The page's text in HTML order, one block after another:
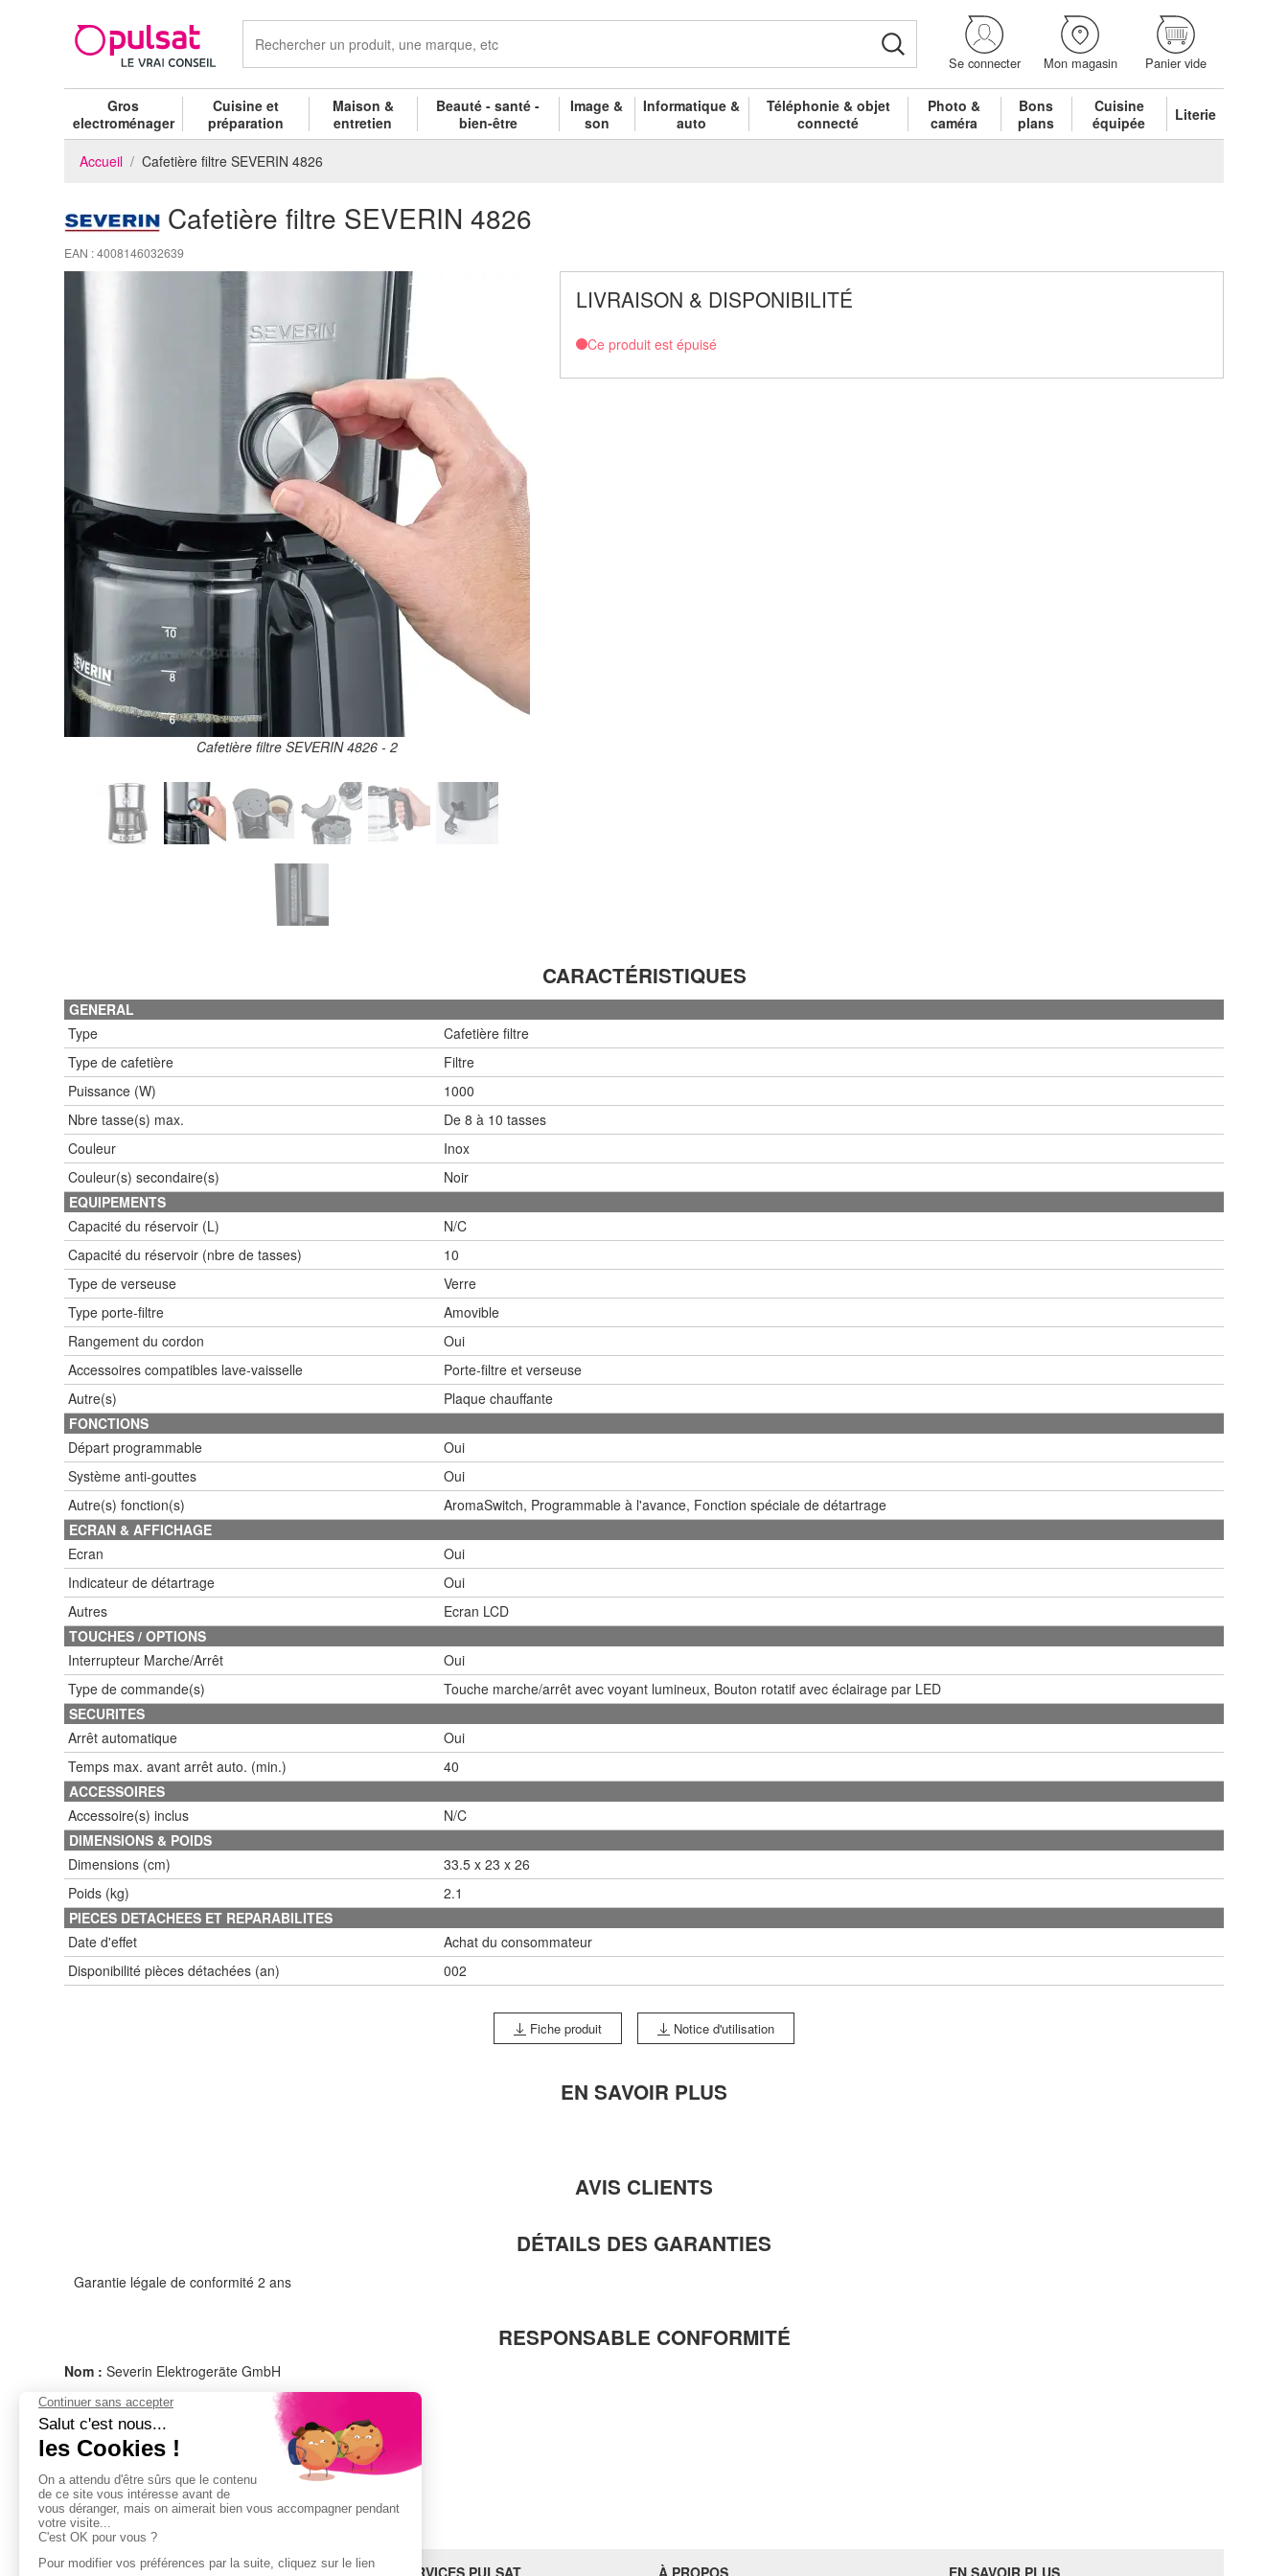
Se connecter Mon magasin Panier vide
Gros
electroménager
Cuisine et
préparation
Maison &
entretien
Beauté - santé -
bien-être
Image &
son
Informatique &
auto
Téléphonie & objet
connecté
Photo &
caméra
Bons
plans
Cuisine
équipée
Literie
Accueil Cafetière filtre SEVERIN 4826
Cafetière filtre SEVERIN 4826
EAN : 4008146032639
Cafetière filtre SEVERIN 4826 - 2
LIVRAISON & DISPONIBILITÉ
Ce produit est épuisé
CARACTÉRISTIQUES
GENERAL
Type
Cafetière filtre
Type de cafetière
Filtre
Puissance (W)
1000
Nbre tasse(s) max.
De 8 à 10 tasses
Couleur
Inox
Couleur(s) secondaire(s)
Noir
EQUIPEMENTS
Capacité du réservoir (L)
N/C
Capacité du réservoir (nbre de tasses)
10
Type de verseuse
Verre
Type porte-filtre
Amovible
Rangement du cordon
Oui
Accessoires compatibles lave-vaisselle
Porte-filtre et verseuse
Autre(s)
Plaque chauffante
FONCTIONS
Départ programmable
Oui
Système anti-gouttes
Oui
Autre(s) fonction(s)
AromaSwitch, Programmable à l'avance, Fonction spéciale de détartrage
ECRAN & AFFICHAGE
Ecran
Oui
Indicateur de détartrage
Oui
Autres
Ecran LCD
TOUCHES / OPTIONS
Interrupteur Marche/Arrêt
Oui
Type de commande(s)
Touche marche/arrêt avec voyant lumineux, Bouton rotatif avec éclairage par LED
SECURITES
Arrêt automatique
Oui
Temps max. avant arrêt auto. (min.)
40
ACCESSOIRES
Accessoire(s) inclus
N/C
DIMENSIONS & POIDS
Dimensions (cm)
33.5 x 23 x 26
Poids (kg)
2.1
PIECES DETACHEES ET REPARABILITES
Date d'effet
Achat du consommateur
Disponibilité pièces détachées (an)
002
Fiche produit Notice d'utilisation
EN SAVOIR PLUS
AVIS CLIENTS
DÉTAILS DES GARANTIES
Garantie légale de conformité 2 ans
RESPONSABLE CONFORMITÉ
Nom : Severin Elektrogeräte GmbH
Adresse :
Röhre 27
59846 SUNDERN
ALLEMAGNE
Email :information@severin.de
BESOIN D'AIDE ? LES SERVICES PULSAT À PROPOS EN SAVOIR PLUS